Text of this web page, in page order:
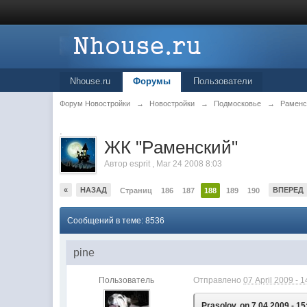
Nhouse.ru Форумы Пользователи
Форум Новостройки → Новостройки → Подмосковье →
.
ЖК "Рaменский"
Авторesprit , Mar 24 2008 8:03
« НАЗАД Страниц 186 187 188 189 190 ВПЕРЕД
Сообщений в теме: 8536
pine
Пользователь Отправлено07 April 2009 -